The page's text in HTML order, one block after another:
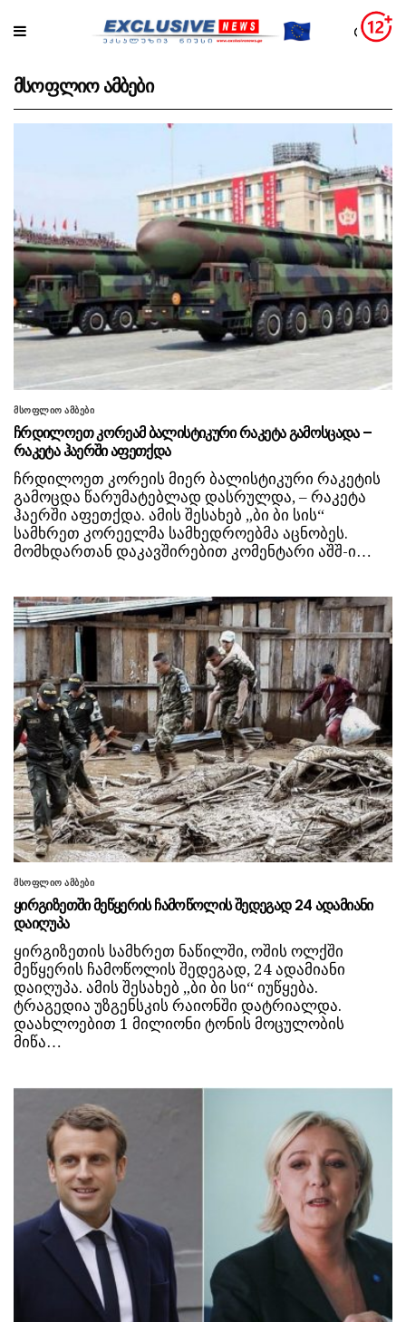
მსოფლიო ამბები
მსოფლიო ამბები
ჩრდილოეთ კორეამ ბალისტიკური რაკეტა გამოსცადა –
რაკეტა ჰაერში აფეთქდა
ჩრდილოეთ კორეის მიერ ბალისტიკური რაკეტის
გამოცდა წარუმატებლად დასრულდა, – რაკეტა
ჰაერში აფეთქდა. ამის შესახებ „ბი ბი სის“
სამხრეთ კორეელმა სამხედროებმა აცნობეს.
მომხდართან დაკავშირებით კომენტარი აშშ-ი…
მსოფლიო ამბები
ყირგიზეთში მეწყერის ჩამოწოლის შედეგად 24 ადამიანი
დაიღუპა
ყირგიზეთის სამხრეთ ნაწილში, ოშის ოლქში
მეწყერის ჩამოწოლის შედეგად, 24 ადამიანი
დაიღუპა. ამის შესახებ „ბი ბი სი“ იუწყება.
ტრაგედია უზგენსკის რაიონში დატრიალდა.
დაახლოებით 1 მილიონი ტონის მოცულობის
მიწა…